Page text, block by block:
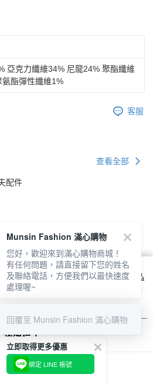
亞克力纖維34% 尼龍24% 聚酯纖維
氨酯彈性纖維1%
客服
查看全部
配件
網站使用 cookie 方式之詳情，及若您不希
更電腦的 cookie 設定，請參閱本網站「
隱私
用本網站即表示您同意本公司得按本網站使
我知道了
立即取得更多優惠
綁定 LINE 帳號
Munsin Fashion 滿心購物
您好，歡迎來到滿心購物商城！
有任何問題，請直接留下您的姓名
及聯絡電話，方便我們以最快速度
處理喔~
回覆至 Munsin Fashion 滿心購物